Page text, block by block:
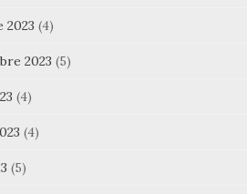
2023 (4)
2023 (5)
(4)
(4)
(5)